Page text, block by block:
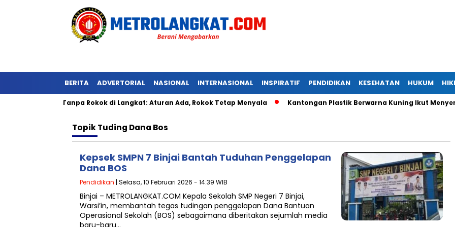
BERITA ADVERTORIAL NASIONAL INTERNASIONAL INSPIRATIF PENDIDIKAN KESEHATAN HUKUM
Tanpa Rokok di Langkat: Aturan Ada, Rokok Tetap Menyala Kantongan Plastik Berwarna Kuning Ikut Menyertai
TopikTuding Dana Bos
Kepsek SMPN 7 Binjai Bantah Tuduhan Penggelapan
Dana BOS
Pendidikan | Selasa, 10 Februari 2026 - 14:39 WIB
Binjai – METROLANGKAT.COM Kepala Sekolah SMP Negeri 7 Binjai,
Warsi’in, membantah tegas tudingan penggelapan Dana Bantuan
Operasional Sekolah (BOS) sebagaimana diberitakan sejumlah media
baru-baru…